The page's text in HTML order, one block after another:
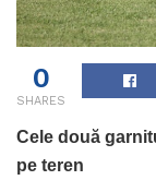
0
SHARES
Cele două
pe teren